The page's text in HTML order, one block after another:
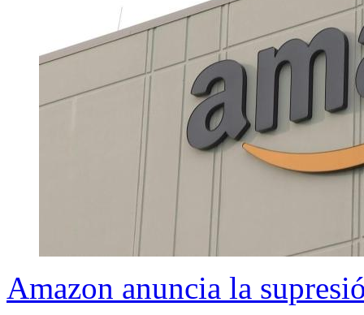
Amazon anuncia la